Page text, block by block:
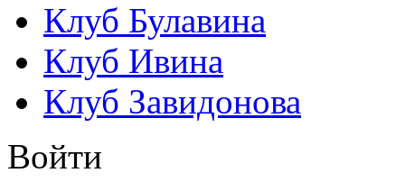
Клуб Булавина
Клуб Ивина
Клуб Завидонова
Войти